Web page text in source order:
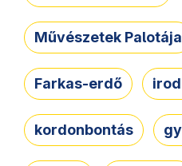
Művészetek Palotája
Farkas-erdő
kordonbontás